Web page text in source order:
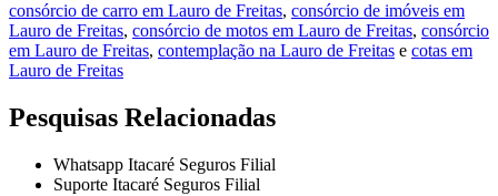
consórcio de carro em Lauro de Freitas, consórcio de imóveis em
Lauro de Freitas, consórcio de motos em Lauro de Freitas, consórcio
em Lauro de Freitas, contemplação na Lauro de Freitas e cotas em
Lauro de Freitas
Pesquisas Relacionadas
Whatsapp Itacaré Seguros Filial
Suporte Itacaré Seguros Filial